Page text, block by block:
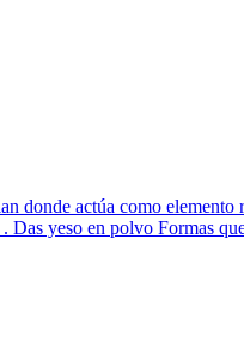
donde actúa como
yeso en polvo Formas